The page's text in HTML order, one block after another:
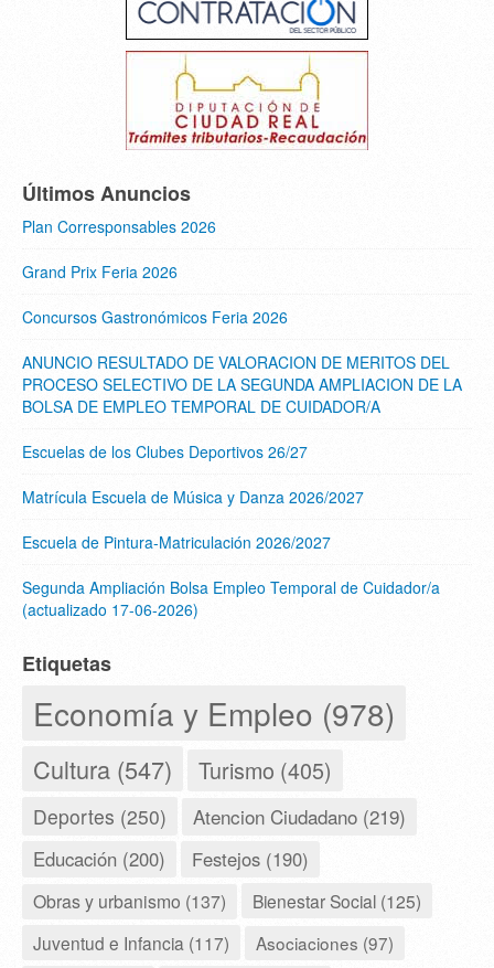
Últimos Anuncios
Plan Corresponsables 2026
Grand Prix Feria 2026
Concursos Gastronómicos Feria 2026
ANUNCIO RESULTADO DE VALORACION DE MERITOS DEL
PROCESO SELECTIVO DE LA SEGUNDA AMPLIACION DE LA
BOLSA DE EMPLEO TEMPORAL DE CUIDADOR/A
Escuelas de los Clubes Deportivos 26/27
Matrícula Escuela de Música y Danza 2026/2027
Escuela de Pintura-Matriculación 2026/2027
Segunda Ampliación Bolsa Empleo Temporal de Cuidador/a
(actualizado 17-06-2026)
Etiquetas
Economía y Empleo (978)
Cultura (547) Turismo (405)
Deportes (250) Atencion Ciudadano (219)
Educación (200) Festejos (190)
Obras y urbanismo (137)
Bienestar Social (125)
Juventud e Infancia (117)
Asociaciones (97)